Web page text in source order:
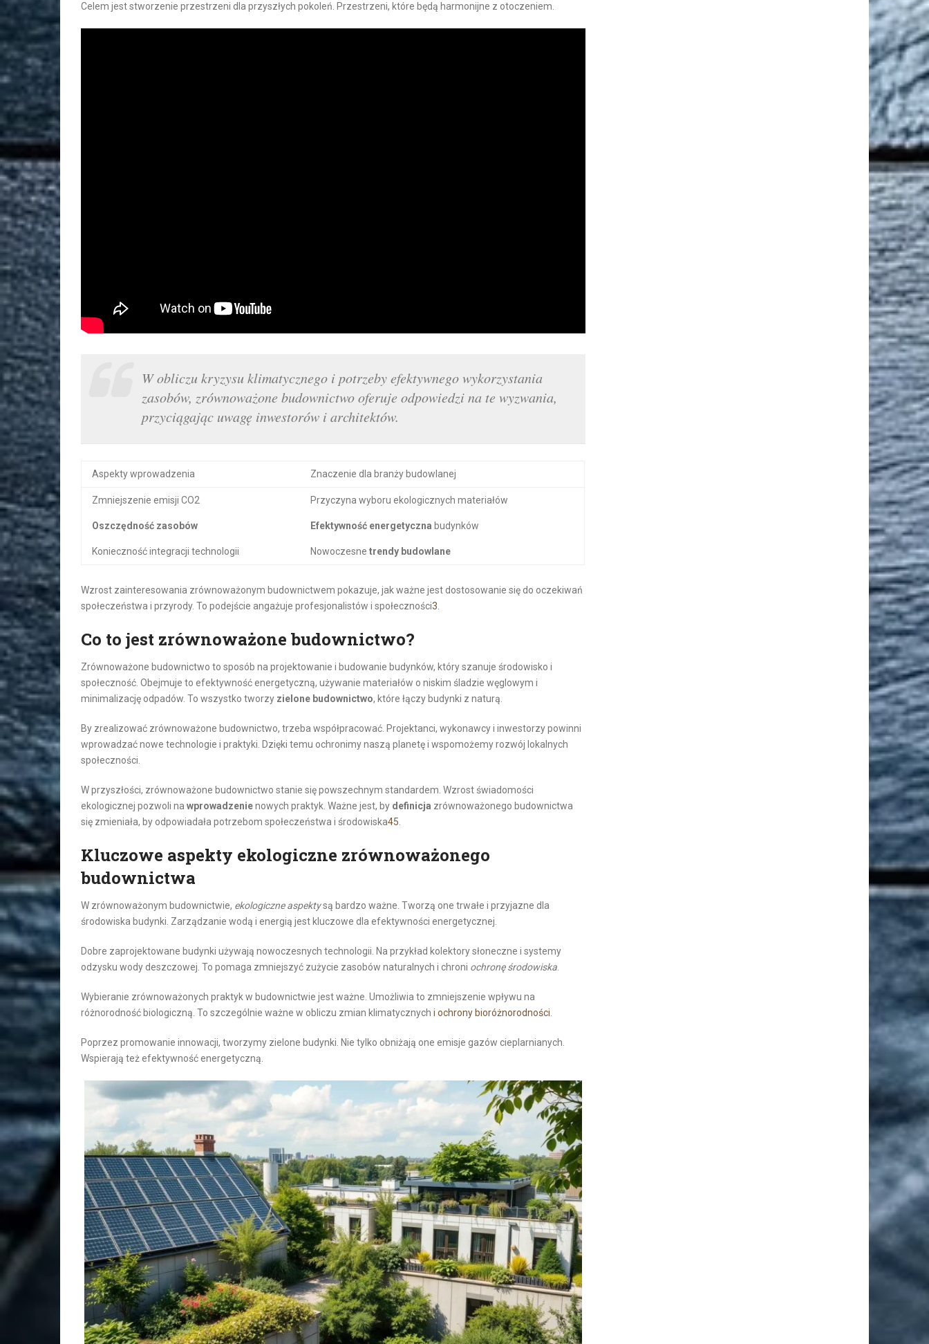
Celem jest stworzenie przestrzeni dla przyszłych pokoleń. Przestrzeni, które będą harmonijne z otoczeniem.
W obliczu kryzysu klimatycznego i potrzeby efektywnego wykorzystania
zasobów, zrównoważone budownictwo oferuje odpowiedzi na te wyzwania,
przyciągając uwagę inwestorów i architektów.
Aspekty wprowadzenia Znaczenie dla branży budowlanej
Zmniejszenie emisji CO2 Przyczyna wyboru ekologicznych materiałów
Oszczędność zasobów Efektywność energetyczna budynków
Konieczność integracji technologii Nowoczesne trendy budowlane
Wzrost zainteresowania zrównoważonym budownictwem pokazuje, jak ważne jest dostosowanie się do oczekiwań
społeczeństwa i przyrody. To podejście angażuje profesjonalistów i społeczności3
Co to jest zrównoważone budownictwo?
Zrównoważone budownictwo to sposób na projektowanie i budowanie budynków, który szanuje środowisko i
społeczność. Obejmuje to efektywność energetyczną, używanie materiałów o niskim śladzie węglowym i
minimalizację odpadów. To wszystko tworzy zielone budownictwo, które łączy budynki z naturą.
By zrealizować zrównoważone budownictwo, trzeba współpracować. Projektanci, wykonawcy i inwestorzy powinni
wprowadzać nowe technologie i praktyki. Dzięki temu ochronimy naszą planetę i wspomożemy rozwój lokalnych
społeczności.
W przyszłości, zrównoważone budownictwo stanie się powszechnym standardem. Wzrost świadomości
ekologicznej pozwoli na wprowadzenienowych praktyk. Ważne jest, by definicja zrównoważonego budownictwa
się zmieniała, by odpowiadała potrzebom społeczeństwa i środowiska45
Kluczowe aspekty ekologiczne zrównoważonego
budownictwa
W zrównoważonym budownictwie, ekologiczne aspektysą bardzo ważne. Tworzą one trwałe i przyjazne dla
środowiska budynki. Zarządzanie wodą i energią jest kluczowe dla efektywności energetycznej.
Dobre zaprojektowane budynki używają nowoczesnych technologii. Na przykład kolektory słoneczne i systemy
odzysku wody deszczowej. To pomaga zmniejszyć zużycie zasobów naturalnych i chroni ochronę środowiska
Wybieranie zrównoważonych praktyk w budownictwie jest ważne. Umożliwia to zmniejszenie wpływu na
różnorodność biologiczną. To szczególnie ważne w obliczu zmian klimatycznych i ochrony bioróżnorodności
Poprzez promowanie innowacji, tworzymy zielone budynki. Nie tylko obniżają one emisje gazów cieplarnianych.
Wspierają też efektywność energetyczną.